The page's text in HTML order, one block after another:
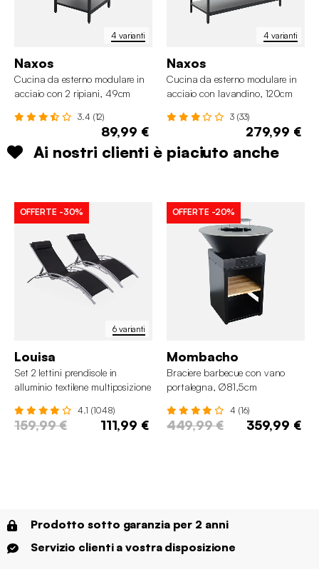
4 varianti
Naxos
Cucina da esterno modulare in
acciaio con 2 ripiani, 49cm
3.4 (12)
89,99 €
4 varianti
Naxos
Cucina da esterno modulare in
acciaio con lavandino, 120cm
3 (33)
279,99 €
Ai nostri clienti è piaciuto anche
6 varianti
OFFERTE -30%
Louisa
Set 2 lettini prendisole in
alluminio textilene multiposizione
4.1 (1048)
159,99 € 111,99 €
OFFERTE -20%
Mombacho
Braciere barbecue con vano
portalegna, Ø81,5cm
4 (16)
449,99 € 359,99 €
Prodotto sotto garanzia per 2 anni
Servizio clienti a vostra disposizione